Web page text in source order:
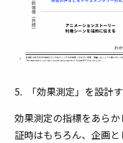
5. 「効果測定」を設計
効果測定の指標をあら
証時はもちろん、企画